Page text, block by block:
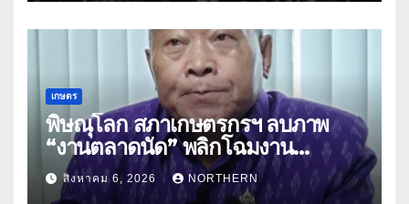
เกษตร
พิษณุโลก สภาเกษตรกรฯ ลบภาพ
“งานตลาดนัด” พลิกโฉมงาน
“เกษตรรุ่งเรืองเมืองสองแคว 69” มุ่ง
ประโยชน์เกษตรกร ดึงนวัตกรรม-จับ
สิงหาคม 6, 2026 NORTHERN